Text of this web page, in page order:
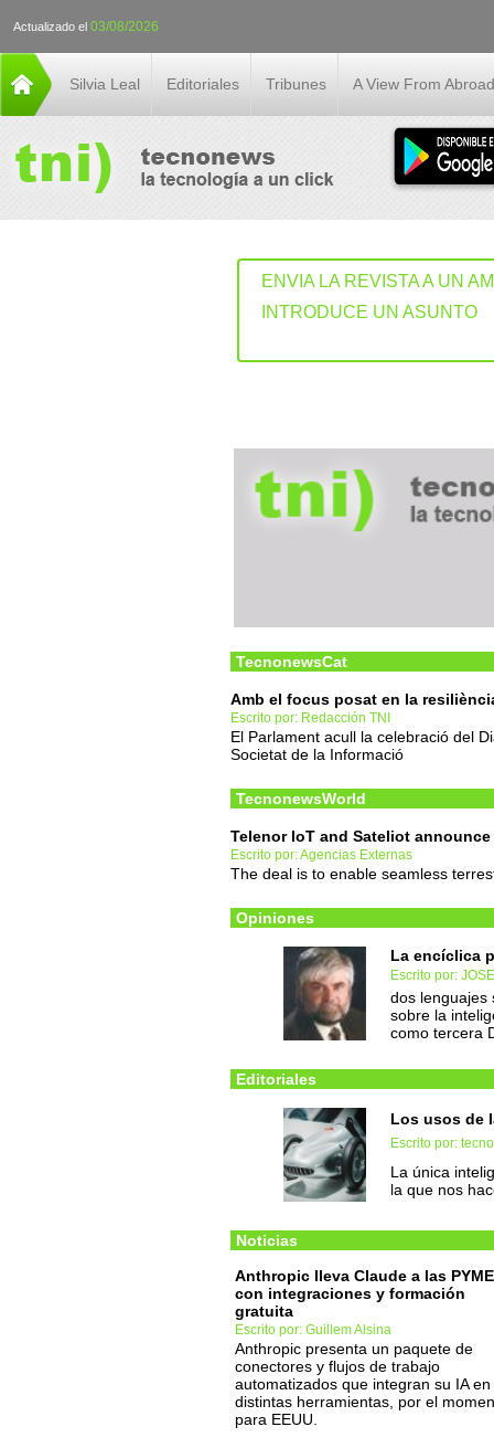
Actualizado el 03/08/2026
Silvia Leal Editoriales Tribunes A View From Abroad
ENVIA LA REVISTA A UN
INTRODUCE UN ASUNTO
TecnonewsCat
Amb el focus posat en la
Escrito por: Redacción TNI
El Parlament acull la celebració del
Societat de la Informació
TecnonewsWorld
Telenor IoT and Sateliot
Escrito por: Agencias Externas
The deal is to enable seamless
Opiniones
La encíclica
Escrito por:
dos lenguajes
sobre la
como tercera
Editoriales
Los usos de
Escrito por:
La única
la que nos
Noticias
Anthropic lleva Claude a las
con integraciones y formación
gratuita
Escrito por: Guillem Alsina
Anthropic presenta un paquete de
conectores y flujos de trabajo
automatizados que integran su IA en
distintas herramientas, por el
para EEUU.